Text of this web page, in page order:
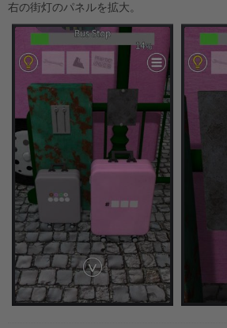
右の街灯のパネルを拡大。